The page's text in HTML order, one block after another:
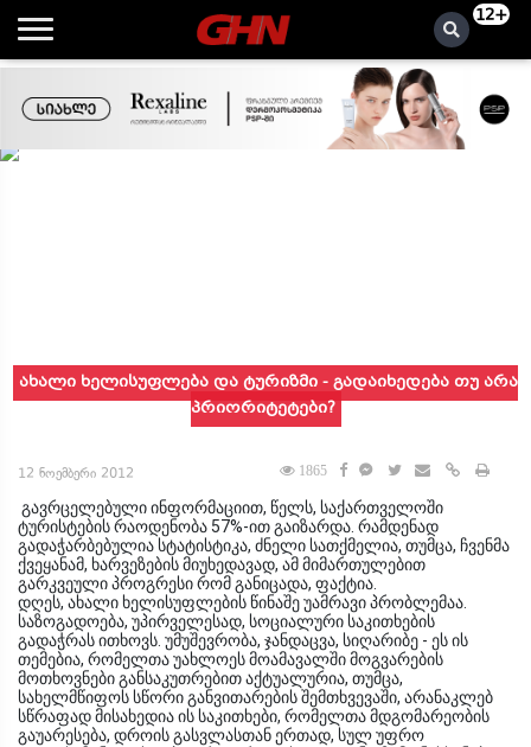
12+
ახალი ხელისუფლება და ტურიზმი - გადაიხედება თუ არა
პრიორიტეტები?
12 ნოემბერი 2012 1865
გავრცელებული ინფორმაციით, წელს, საქართველოში
ტურისტების რაოდენობა 57%-ით გაიზარდა. რამდენად
გადაჭარბებულია სტატისტიკა, ძნელი სათქმელია, თუმცა, ჩვენმა
ქვეყანამ, ხარვეზების მიუხედავად, ამ მიმართულებით
გარკვეული პროგრესი რომ განიცადა, ფაქტია.
დღეს, ახალი ხელისუფლების წინაშე უამრავი პრობლემაა.
საზოგადოება, უპირველესად, სოციალური საკითხების
გადაჭრას ითხოვს. უმუშევრობა, ჯანდაცვა, სიღარიბე - ეს ის
თემებია, რომელთა უახლოეს მოამავალში მოგვარების
მოთხოვნები განსაკუთრებით აქტუალურია, თუმცა,
სახელმწიფოს სწორი განვითარების შემთხვევაში, არანაკლებ
სწრაფად მისახედია ის საკითხები, რომელთა მდგომარეობის
გაუარესება, დროის გასვლასთან ერთად, სულ უფრო